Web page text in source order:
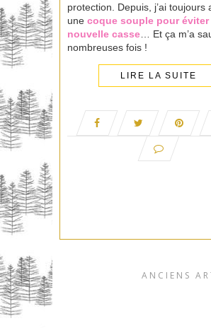
protection. Depuis, j’ai toujours
une coque souple pour éviter
nouvelle casse … Et ça m’a
nombreuses fois !
LIRE LA SUITE
ANCIENS